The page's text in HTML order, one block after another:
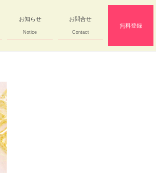
お知らせ
Notice
お問合せ
Contact
無料登録